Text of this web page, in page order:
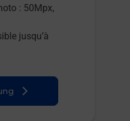
: 50Mpx,
jusqu’à